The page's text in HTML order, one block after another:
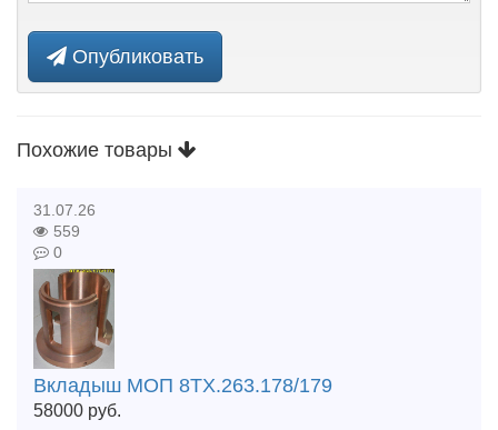
Опубликовать
Похожие товары
31.07.26
559
0
Вкладыш МОП 8ТХ.263.178/179
58000 руб.